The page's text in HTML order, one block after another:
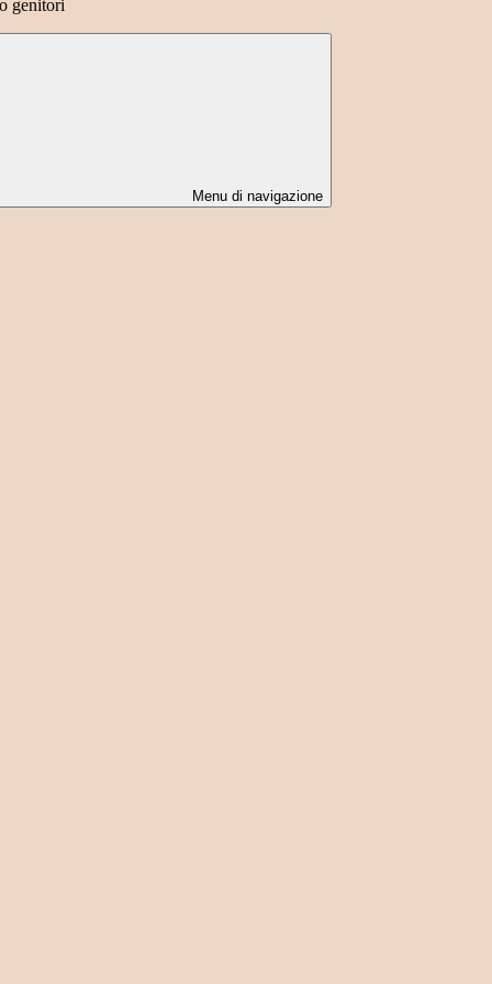
genitori
Menu di navigazione